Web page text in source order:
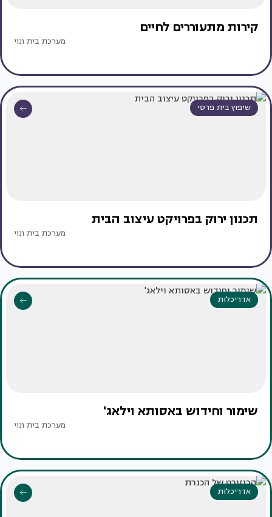
קירות מתעוררים לחיים
מערכת בית ונוי
שיפוץ בית פרטי
תכנון ירוק בפרויקט עיצוב הבית
מערכת בית ונוי
אדריכלות
שימור וחידוש באסותא וילאג'
מערכת בית ונוי
אדריכלות